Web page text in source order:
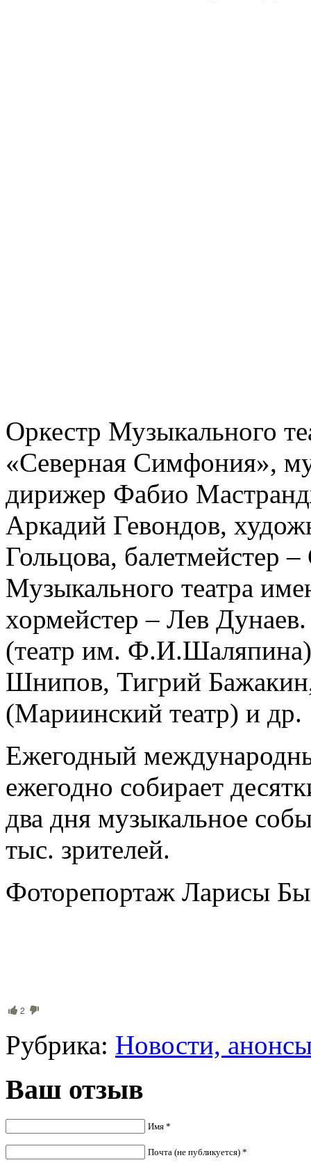
Оркестр Музыкального
«Северная Симфония»,
дирижер Фабио
Аркадий Гевондов,
Гольцова, балетмейстер
Музыкального театра
хормейстер – Лев
(театр им.
Шнипов, Тигрий
(Мариинский театр) и др.
Ежегодный
ежегодно собирает
два дня музыкальное
тыс. зрителей.
Фоторепортаж Ларисы
2
Рубрика: Новости,
Ваш отзыв
Имя *
Почта (не публикуется) *